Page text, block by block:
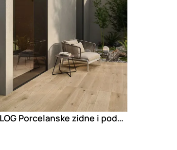
LOG Porcelanske zidne i podne pločice za unutrašnju i spoljašnju upotrebu sa izgledom drveta